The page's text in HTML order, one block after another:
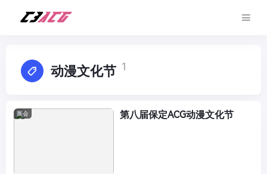
动漫文化节 1
展会 第八届保定ACG动漫文化节